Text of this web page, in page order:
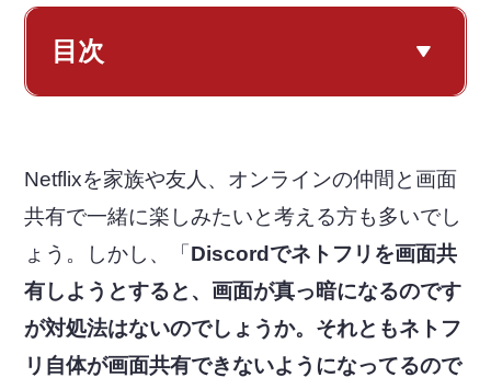
目次
Netflixを家族や友人、オンラインの仲間と画面
共有で一緒に楽しみたいと考える方も多いでし
ょう。しかし、「 Discordでネトフリを画面共
有しようとすると、画面が真っ暗になるのです
が対処法はないのでしょうか。それともネトフ
リ自体が画面共有できないようになってるので